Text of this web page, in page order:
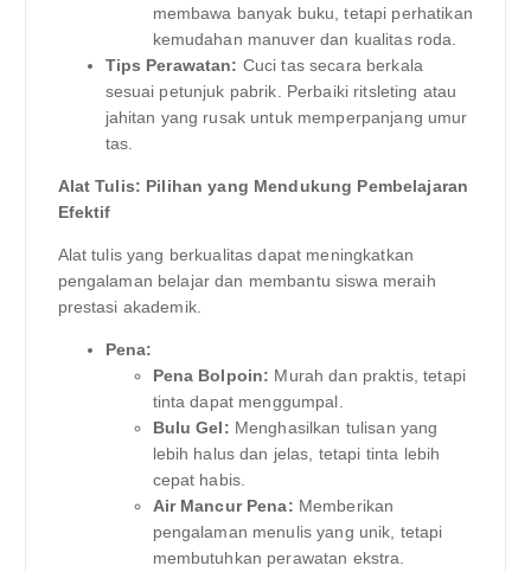
membawa banyak buku, tetapi perhatikan
kemudahan manuver dan kualitas roda.
Tips Perawatan: Cuci tas secara berkala
sesuai petunjuk pabrik. Perbaiki ritsleting atau
jahitan yang rusak untuk memperpanjang umur
tas.
Alat Tulis: Pilihan yang Mendukung Pembelajaran
Efektif
Alat tulis yang berkualitas dapat meningkatkan
pengalaman belajar dan membantu siswa meraih
prestasi akademik.
Pena:
Pena Bolpoin: Murah dan praktis, tetapi
tinta dapat menggumpal.
Bulu Gel: Menghasilkan tulisan yang
lebih halus dan jelas, tetapi tinta lebih
cepat habis.
Air Mancur Pena: Memberikan
pengalaman menulis yang unik, tetapi
membutuhkan perawatan ekstra.